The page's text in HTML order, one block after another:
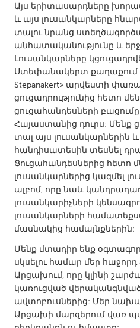
Leiden
Utrecht
QATAR
Qatar
SINGAPORE
Singapore
UNITED KINGDOM
Glasgow
UNITED STATES
Baltimore, MD
Burlingame-San Mateo, CA
Chicago, IL
Detroit, MI
Այս երիտասարդները
և այս լուսանկարները
տալու նրանց
անհատականությունը և
Լուսանկարները
Ստեփանակերտ քաղաքում
Stepanakert» արվեստի
ցուցադրությունից հետո
ցուցահանդեսների
Հայաստանից դուրս: Մենք
տալ այս լուսանկարներին և
հանդիսատեսին տեսնել
Ցուցահանդեսներից հետո
լուսանկարներից կազմել
ալբոմ, որը նաև
լուսանկարիչների
լուսանկարների
մասնակից համայնքներին:
Մենք մտադիր ենք
սկսելու համար մեր հաջորդ
Արցախում, որը կլինի
կառուցված
ավտոբուսներից: Մեր
Արցախի մարզերում վառ